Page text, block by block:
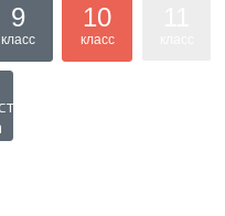
9
класс
10
класс